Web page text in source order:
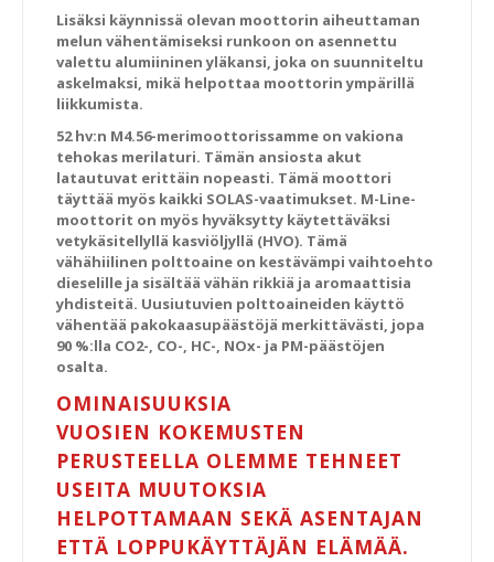
Lisäksi käynnissä olevan moottorin aiheuttaman
melun vähentämiseksi runkoon on asennettu
valettu alumiininen yläkansi, joka on suunniteltu
askelmaksi, mikä helpottaa moottorin ympärillä
liikkumista.
52 hv:n M4.56-merimoottorissamme on vakiona
tehokas merilaturi. Tämän ansiosta akut
latautuvat erittäin nopeasti. Tämä moottori
täyttää myös kaikki SOLAS-vaatimukset. M-Line-
moottorit on myös hyväksytty käytettäväksi
vetykäsitellyllä kasviöljyllä (HVO). Tämä
vähähiilinen polttoaine on kestävämpi vaihtoehto
dieselille ja sisältää vähän rikkiä ja aromaattisia
yhdisteitä. Uusiutuvien polttoaineiden käyttö
vähentää pakokaasupäästöjä merkittävästi, jopa
90 %:lla CO2-, CO-, HC-, NOx- ja PM-päästöjen
osalta.
OMINAISUUKSIA
VUOSIEN KOKEMUSTEN
PERUSTEELLA OLEMME TEHNEET
USEITA MUUTOKSIA
HELPOTTAMAAN SEKÄ ASENTAJAN
ETTÄ LOPPUKÄYTTÄJÄN ELÄMÄÄ.